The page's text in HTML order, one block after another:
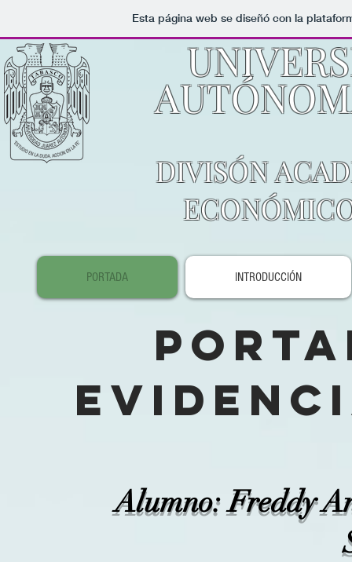
Esta página web se diseñó con la
DIVISÓN
Alumno: Freddy
PORTADA INTRODUCCIÓN